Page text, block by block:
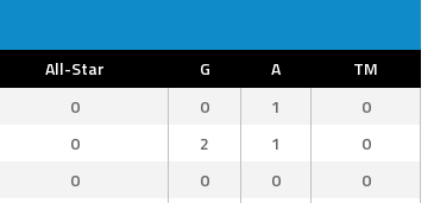
All-Star G A
TM
0 0 1
0
0 2 1
0
0 0 0
0